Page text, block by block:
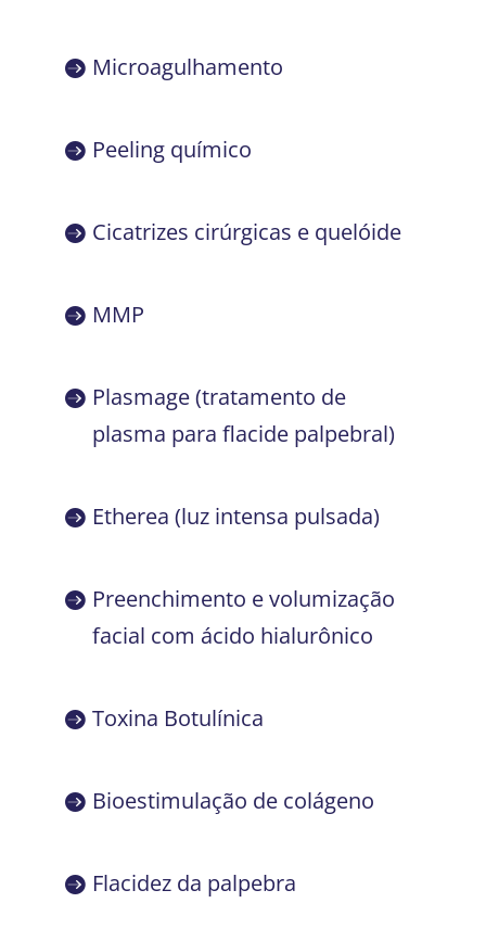
Microagulhamento
Peeling químico
Cicatrizes cirúrgicas e quelóide
MMP
Plasmage (tratamento de
plasma para flacide palpebral)
Etherea (luz intensa pulsada)
Preenchimento e volumização
facial com ácido hialurônico
Toxina Botulínica
Bioestimulação de colágeno
Flacidez da palpebra